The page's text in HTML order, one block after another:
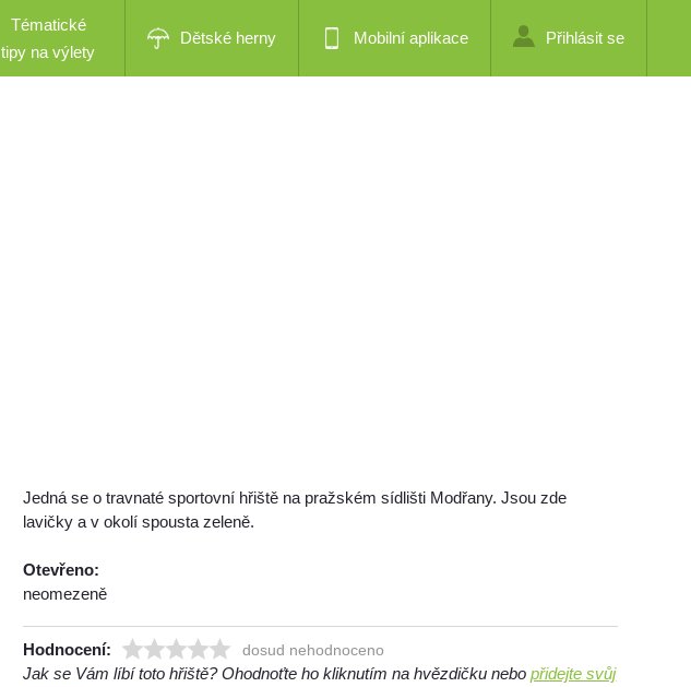
Tématické
tipy na výlety
Dětské herny Mobilní aplikace Přihlásit se
Jedná se o travnaté sportovní hřiště na pražském sídlišti Modřany. Jsou zde
lavičky a v okolí spousta zeleně.
Otevřeno:
neomezeně
Hodnocení: dosud nehodnoceno
Jak se Vám líbí toto hřiště? Ohodnoťte ho kliknutím na hvězdičku nebopřidejte svůj